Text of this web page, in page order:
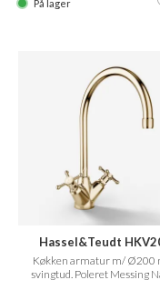
På lager
Hassel&Teudt
Køkken armatur m/ Ø200
svingtud. Poleret Messing